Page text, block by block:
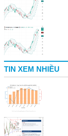
TIN XEM NHIỀU